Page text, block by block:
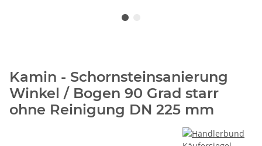
Kamin - Schornsteinsanierung
Winkel / Bogen 90 Grad starr
ohne Reinigung DN 225 mm